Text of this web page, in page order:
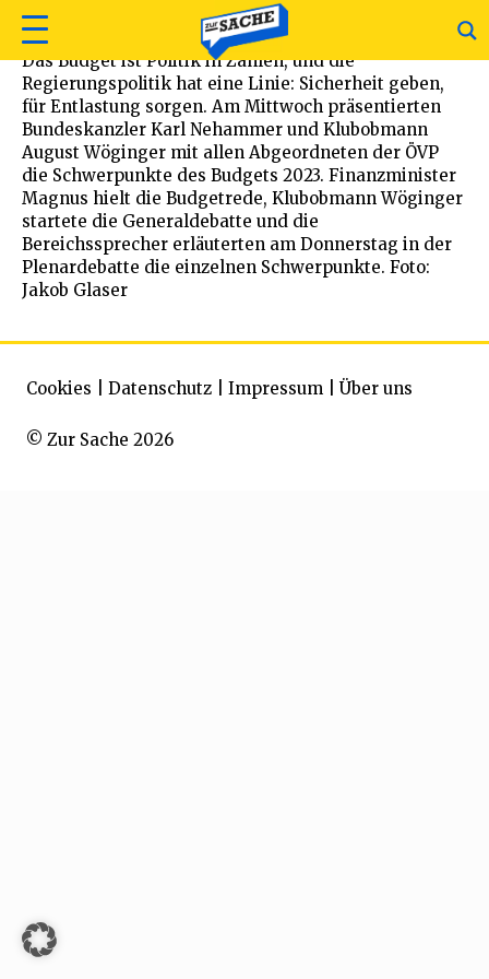
Das Budget ist Politik in Zahlen, und die
Regierungspolitik hat eine Linie: Sicherheit geben,
für Entlastung sorgen. Am Mittwoch präsentierten
Bundeskanzler Karl Nehammer und Klubobmann
August Wöginger mit allen Abgeordneten der ÖVP
die Schwerpunkte des Budgets 2023. Finanzminister
Magnus hielt die Budgetrede, Klubobmann Wöginger
startete die Generaldebatte und die
Bereichssprecher erläuterten am Donnerstag in der
Plenardebatte die einzelnen Schwerpunkte. Foto:
Jakob Glaser
© Zur Sache 2026
Cookies Datenschutz Impressum Über uns